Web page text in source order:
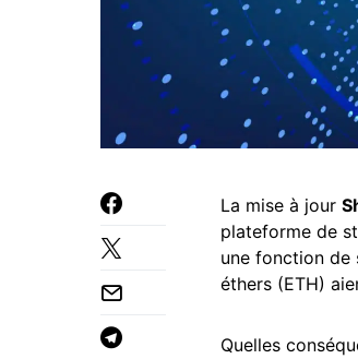
La mise à jour
plateforme de
une fonction de
éthers (ETH)
Quelles